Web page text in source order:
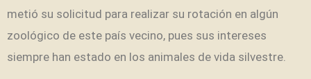
metió su solicitud para realizar su rotación en algún
zoológico de este país vecino, pues sus intereses
siempre han estado en los animales de vida silvestre.